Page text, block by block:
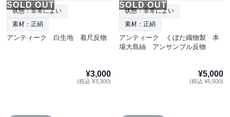
SOLD OUT
状態：非常によい
素材：正絹
アンティーク 白生地 着尺反物
¥3,000
(税込 ¥3,300)
SOLD OUT
状態：非常によい
素材：正絹
アンティーク くぼた織物製 本
場大島紬 アンサンブル反物
¥5,000
(税込 ¥5,500)